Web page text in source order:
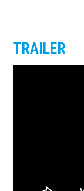
TRAILER